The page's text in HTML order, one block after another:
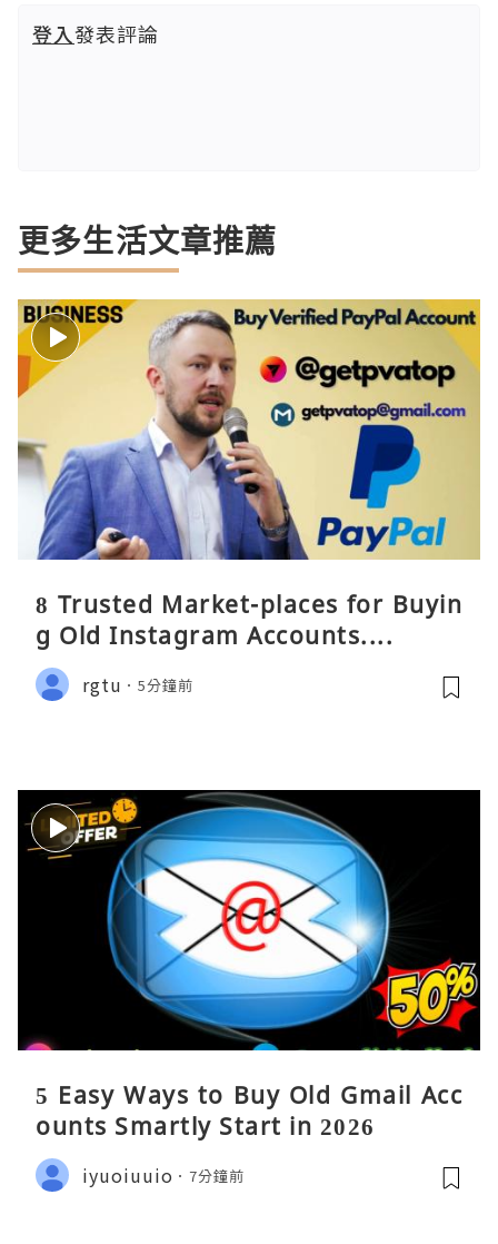
登入發表評論
更多生活文章推薦
8 Trusted Market-places for Buyin
g Old Instagram Accounts....
rgtu 5分鐘前
5 Easy Ways to Buy Old Gmail Acc
ounts Smartly Start in 2026
iyuoiuuio 7分鐘前